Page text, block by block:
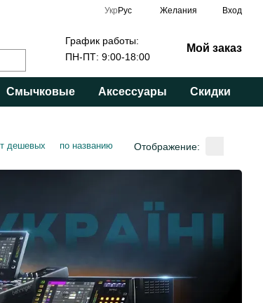
Укр Рус Желания Вход
График работы:
ПН-ПТ: 9:00-18:00
Мой заказ
Смычковые Аксессуары Скидки
дешевых по названию Отображение: